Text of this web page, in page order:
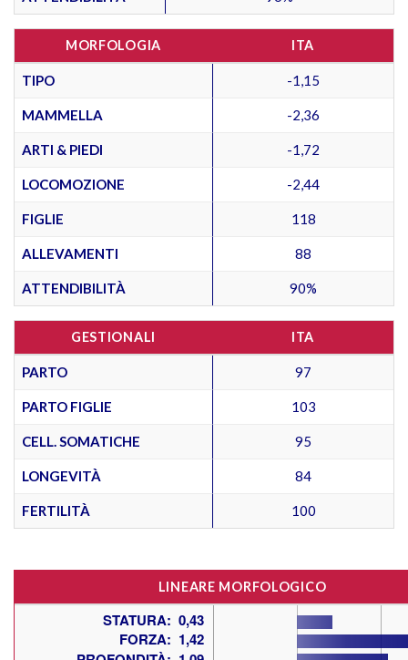
MORFOLOGIA ITA
TIPO -1,15
MAMMELLA -2,36
ARTI & PIEDI -1,72
LOCOMOZIONE -2,44
FIGLIE 118
ALLEVAMENTI 88
ATTENDIBILITÀ 90%
GESTIONALI ITA
PARTO 97
PARTO FIGLIE 103
CELL. SOMATICHE 95
LONGEVITÀ 84
FERTILITÀ 100
LINEARE MORFOLOGICO